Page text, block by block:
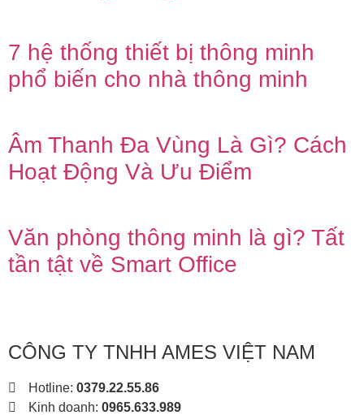
7 hệ thống thiết bị thông minh
phổ biến cho nhà thông minh
Âm Thanh Đa Vùng Là Gì? Cách
Hoạt Động Và Ưu Điểm
Văn phòng thông minh là gì? Tất
tần tật về Smart Office
CÔNG TY TNHH AMES VIỆT NAM
Hotline: 0379.22.55.86
Kinh doanh: 0965.633.989